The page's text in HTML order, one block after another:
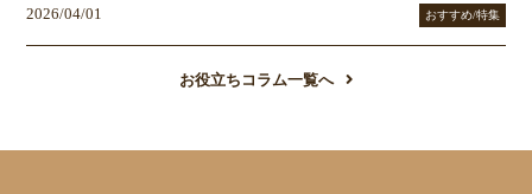
2026/04/01 おすすめ/特集
お役立ちコラム一覧へ